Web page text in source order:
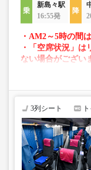
新島々駅
16:55発
・AM2～5時の間
・「空席状況」
ない場合がござい
・車両は予告なく
で、あらかじめご
3列シート